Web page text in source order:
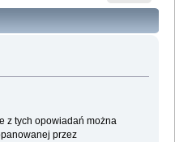
z tych opowiadań można
przez